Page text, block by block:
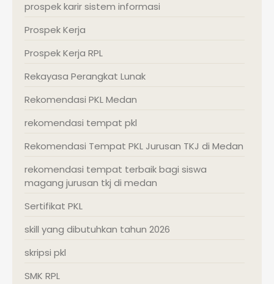
prospek karir sistem informasi
Prospek Kerja
Prospek Kerja RPL
Rekayasa Perangkat Lunak
Rekomendasi PKL Medan
rekomendasi tempat pkl
Rekomendasi Tempat PKL Jurusan TKJ di Medan
rekomendasi tempat terbaik bagi siswa
magang jurusan tkj di medan
Sertifikat PKL
skill yang dibutuhkan tahun 2026
skripsi pkl
SMK RPL